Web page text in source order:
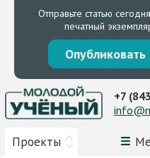
Отправьте статью
печатный
Проекты
+7